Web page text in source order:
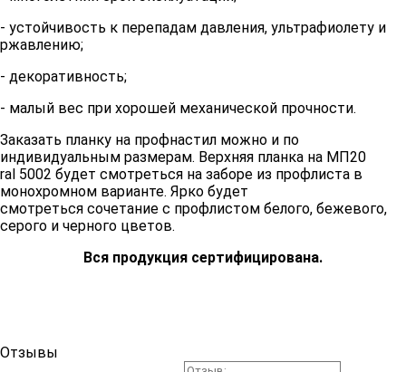
- устойчивость к перепадам давления, ультрафиолету и
ржавлению;
- декоративность;
- малый вес при хорошей механической прочности.
Заказать планку на профнастил можно и по
индивидуальным размерам. Верхняя планка на МП20
ral 5002 будет смотреться на заборе из профлиста в
монохромном варианте. Ярко будет
смотреться сочетание с профлистом белого, бежевого,
серого и черного цветов.
Вся продукция сертифицирована.
Отзывы